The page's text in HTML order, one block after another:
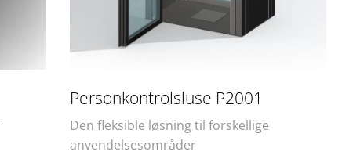
Personkontrolsluse P2001​
Den fleksible løsning til forskellige
anvendelsesområder